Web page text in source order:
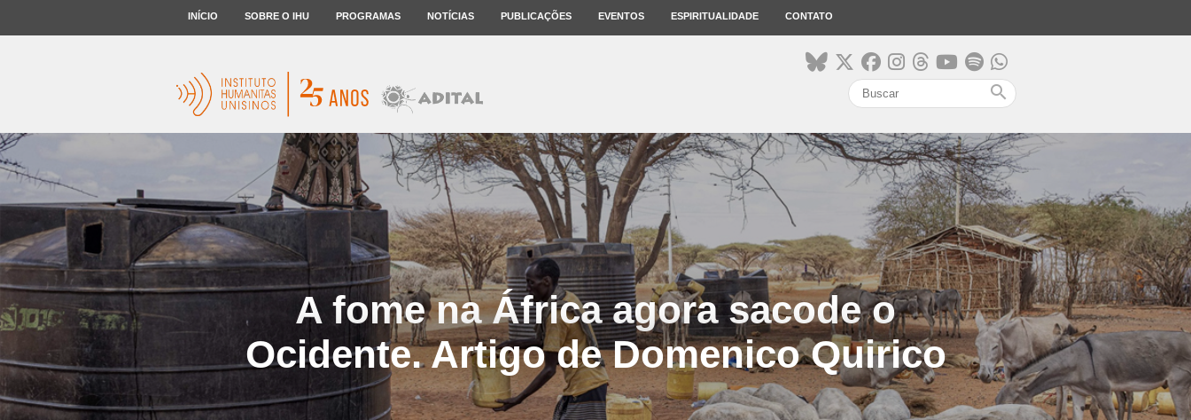
INÍCIO SOBRE O IHU PROGRAMAS NOTÍCIAS PUBLICAÇÕES EVENTOS ESPIRITUALIDADE CONTATO
search
A fome na África agora sacode o
Ocidente. Artigo de Domenico Quirico